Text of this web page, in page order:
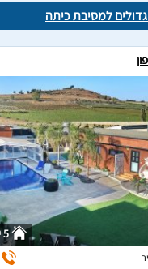
למסיבת כיתה
5 יחידות אירוח